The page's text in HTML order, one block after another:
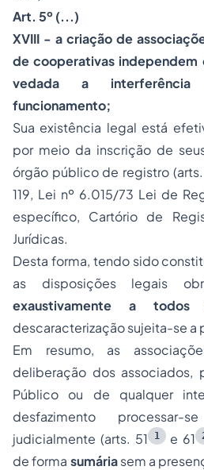
Art. 5º (...)
XVIII - a criação de
de cooperativas independem
vedada a
funcionamento;
Sua existência legal está
por meio da inscrição de
órgão público de registro
119, Lei nº 6.015/73 Lei de
específico, Cartório de
Jurídicas.
Desta forma, tendo sido
as disposições legais
exaustivamente a
descaracterização sujeita-se
Em resumo, as
deliberação dos associados,
Público ou de qualquer
desfazimento processar-
judicialmente (arts. 51
1 e 61
de forma sumáriasem a